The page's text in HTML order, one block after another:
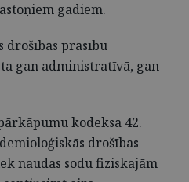
gadiem.
drošības prasību
gan administratīvā, gan
kodeksa 42.
drošības
naudas sodu fiziskajām